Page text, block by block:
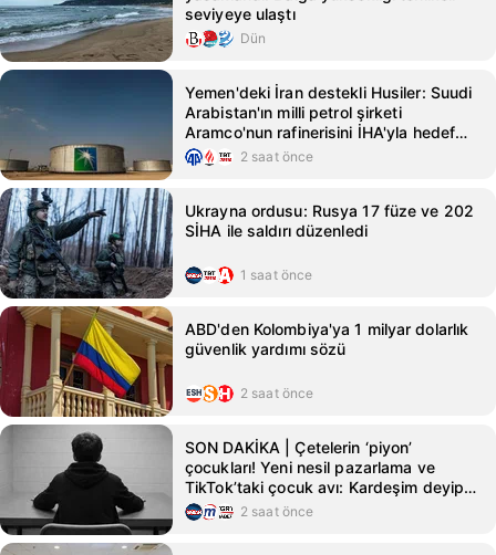
seviyeye ulaştı
Dün
Yemen'deki İran destekli Husiler: Suudi
Arabistan'ın milli petrol şirketi
Aramco'nun rafinerisini İHA'yla hedef
aldık
2 saat önce
Ukrayna ordusu: Rusya 17 füze ve 202
SİHA ile saldırı düzenledi
1 saat önce
ABD'den Kolombiya'ya 1 milyar dolarlık
güvenlik yardımı sözü
2 saat önce
SON DAKİKA | Çetelerin ‘piyon’
çocukları! Yeni nesil pazarlama ve
TikTok’taki çocuk avı: Kardeşim deyip
ölüme yolladılar
2 saat önce